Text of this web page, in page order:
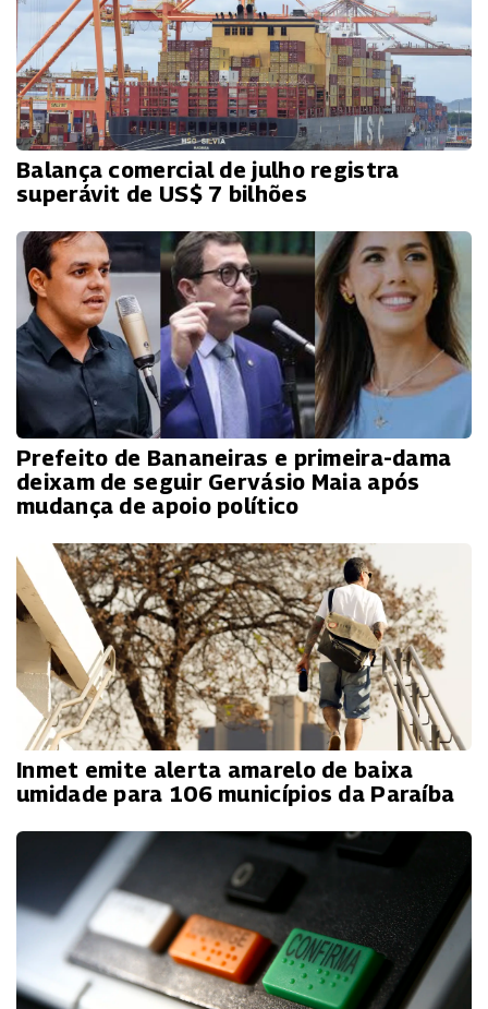
Balança comercial de julho registra
superávit de US$ 7 bilhões
Prefeito de Bananeiras e primeira-dama
deixam de seguir Gervásio Maia após
mudança de apoio político
Inmet emite alerta amarelo de baixa
umidade para 106 municípios da Paraíba